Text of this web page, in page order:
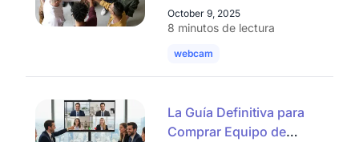
Piensa por Ti
October 9, 2025
8 minutos de lectura
webcam
La Guía Definitiva para
Comprar Equipo de